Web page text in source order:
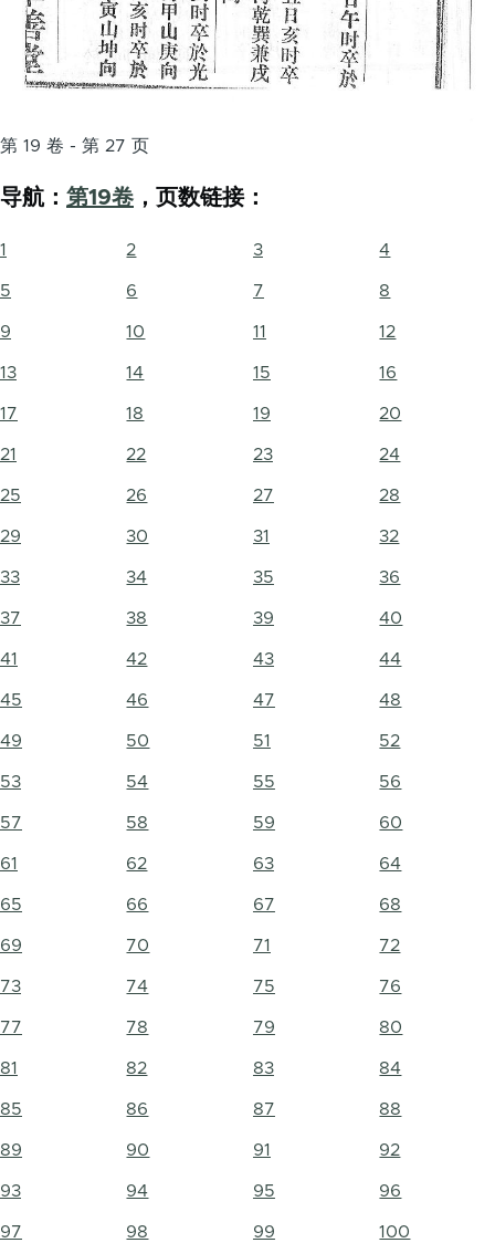
第 19 卷 - 第 27 页
导航： 第19卷 ，页数链接：
1 2 3 4
5 6 7 8
9 10 11 12
13 14 15 16
17 18 19 20
21 22 23 24
25 26 27 28
29 30 31 32
33 34 35 36
37 38 39 40
41 42 43 44
45 46 47 48
49 50 51 52
53 54 55 56
57 58 59 60
61 62 63 64
65 66 67 68
69 70 71 72
73 74 75 76
77 78 79 80
81 82 83 84
85 86 87 88
89 90 91 92
93 94 95 96
97 98 99 100